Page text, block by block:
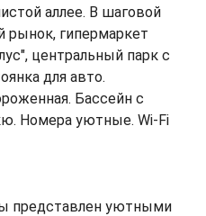
аллее. В шаговой
рынок, гипермаркет
центральный парк с
для авто.
Бассейн с
Номера уютные. Wi-Fi
представлен уютными